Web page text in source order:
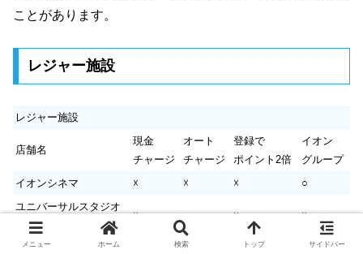
ことがあります。
レジャー施設
レジャー施設
店舗名
現金
チャージ
オート
チャージ
登録で
ポイント2倍
イオン
グループ
イオンシネマ
☓ ☓ ☓
○
ユニバーサルスタジオ
ジャパン
☓ ○ ☓ ☓
スパリゾート
メニュー ホーム 検索 トップ サイドバー